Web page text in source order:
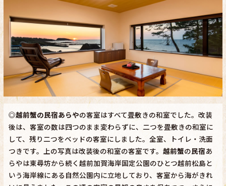
◎越前蟹の民宿あらやの客室はすべて畳敷きの和室でした。改装
後は、客室の数は四つのまま変わらずに、二つを畳敷きの和室に
して、残り二つをベッドの客室にしました。全室、トイレ・洗面
つきです。上の写真は改装後の和室の客室です。 越前蟹の民宿あ
らやは東尋坊から続く越前加賀海岸国定公園のひとつ越前松島と
いう海岸線にある自然公園内に立地しており、客室から海がきれ